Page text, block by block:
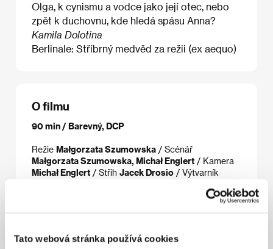
Tato webová stránka používá cookies
Olga, k cynismu a vodce jako její otec, nebo
zpět k duchovnu, kde hledá spásu Anna?
Kamila Dolotina
Berlinale: Stříbrný medvěd za režii (ex aequo)
O filmu
90 min / Barevný, DCP
Režie Małgorzata Szumowska / Scénář
Małgorzata Szumowska, Michał Englert / Kamera
Michał Englert / Střih Jacek Drosio / Výtvarník
Nowhere/